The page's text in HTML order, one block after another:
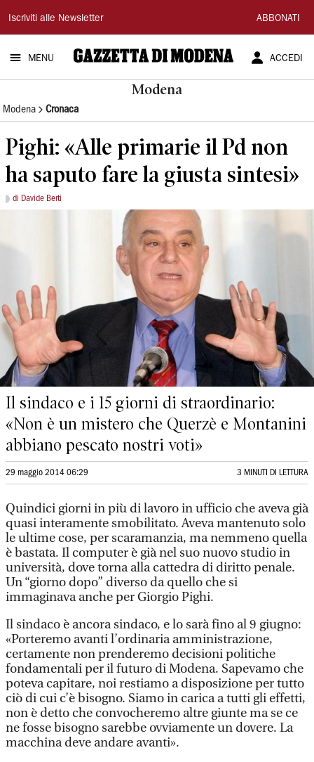
Gazzetta
di
Modena
Iscriviti alle Newsletter ABBONATI
MENU ACCEDI
Modena
Modena Cronaca
Pighi: «Alle primarie il Pd non
ha saputo fare la giusta sintesi»
di Davide Berti
Il sindaco e i 15 giorni di straordinario:
«Non è un mistero che Querzè e Montanini
abbiano pescato nostri voti»
29 maggio 2014 06:29 3 MINUTI DI LETTURA
Quindici giorni in più di lavoro in ufficio che aveva già
quasi interamente smobilitato. Aveva mantenuto solo
le ultime cose, per scaramanzia, ma nemmeno quella
è bastata. Il computer è già nel suo nuovo studio in
università, dove torna alla cattedra di diritto penale.
Un “giorno dopo” diverso da quello che si
immaginava anche per Giorgio Pighi.
Il sindaco è ancora sindaco, e lo sarà fino al 9 giugno:
«Porteremo avanti l’ordinaria amministrazione,
certamente non prenderemo decisioni politiche
fondamentali per il futuro di Modena. Sapevamo che
poteva capitare, noi restiamo a disposizione per tutto
ciò di cui c’è bisogno. Siamo in carica a tutti gli effetti,
non è detto che convocheremo altre giunte ma se ce
ne fosse bisogno sarebbe ovviamente un dovere. La
macchina deve andare avanti».